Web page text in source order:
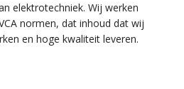
elektrotechniek. Wij werken
normen, dat inhoud dat wij
en hoge kwaliteit leveren.